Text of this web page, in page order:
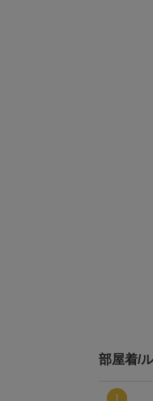
部屋着/